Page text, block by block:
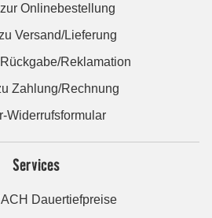
Onlinebestellung
Versand/Lieferung
Reklamation
Zahlung/Rechnung
Widerrufsformular
Services
Dauertiefpreise